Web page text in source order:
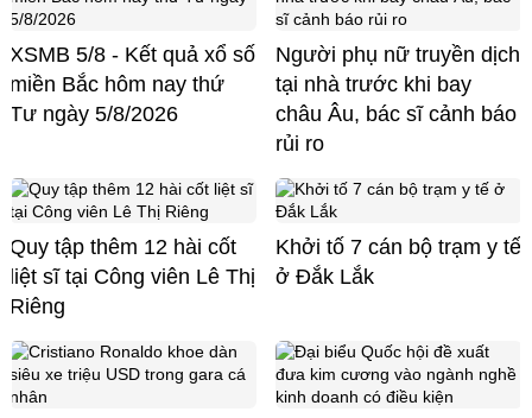
XSMB 5/8 - Kết quả xổ số
miền Bắc hôm nay thứ
Tư ngày 5/8/2026
Người phụ nữ truyền dịch
tại nhà trước khi bay
châu Âu, bác sĩ cảnh báo
rủi ro
Quy tập thêm 12 hài cốt
liệt sĩ tại Công viên Lê Thị
Riêng
Khởi tố 7 cán bộ trạm y tế
ở Đắk Lắk